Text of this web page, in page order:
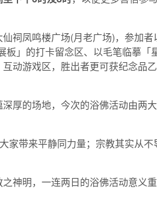
祠凤鸣楼广场(月老广场)，参加
」的打卡留念区、以毛笔临摹「
动游戏区，胜出者更可获纪念品
厚的场地，今次的浴佛活动由两
家带来平静同力量；宗教其实从
神明，一连两日的浴佛活动意义